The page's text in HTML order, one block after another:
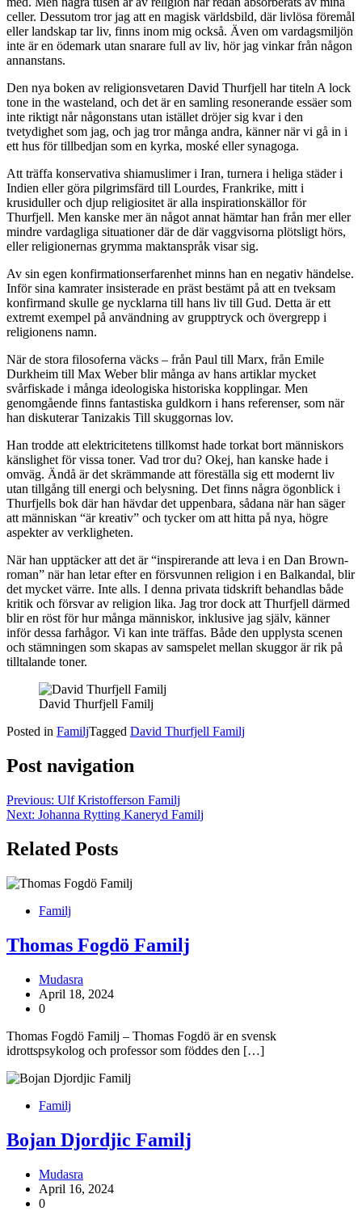
celler. Dessutom tror jag att en magisk världsbild, där livlösa föremål
eller landskap tar liv, finns inom mig också. Även om vardagsmiljön
inte är en ödemark utan snarare full av liv, hör jag vinkar från någon
annanstans.
Den nya boken av religionsvetaren David Thurfjell har titeln A lock
tone in the wasteland, och det är en samling resonerande essäer som
inte riktigt når någonstans utan istället dröjer sig kvar i den
tvetydighet som jag, och jag tror många andra, känner när vi gå in i
ett hus för tillbedjan som en kyrka, moské eller synagoga.
Att träffa konservativa shiamuslimer i Iran, turnera i heliga städer i
Indien eller göra pilgrimsfärd till Lourdes, Frankrike, mitt i
krusiduller och djup religiositet är alla inspirationskällor för
Thurfjell. Men kanske mer än något annat hämtar han från mer eller
mindre vardagliga situationer där de där vaggvisorna plötsligt hörs,
eller religionernas grymma maktanspråk visar sig.
Av sin egen konfirmationserfarenhet minns han en negativ händelse.
Inför sina kamrater insisterade en präst bestämt på att en tveksam
konfirmand skulle ge nycklarna till hans liv till Gud. Detta är ett
extremt exempel på användning av grupptryck och övergrepp i
religionens namn.
När de stora filosoferna väcks – från Paul till Marx, från Emile
Durkheim till Max Weber blir många av hans artiklar mycket
svårfiskade i många ideologiska historiska kopplingar. Men
genomgående finns fantastiska guldkorn i hans referenser, som när
han diskuterar Tanizakis Till skuggornas lov.
Han trodde att elektricitetens tillkomst hade torkat bort människors
känslighet för vissa toner. Vad tror du? Okej, han kanske hade i
omväg. Ändå är det skrämmande att föreställa sig ett modernt liv
utan tillgång till energi och belysning. Det finns några ögonblick i
Thurfjells bok där han hävdar det uppenbara, sådana när han säger
att människan “är kreativ” och tycker om att hitta på nya, högre
aspekter av verkligheten.
När han upptäcker att det är “inspirerande att leva i en Dan Brown-
roman” när han letar efter en försvunnen religion i en Balkandal, blir
det mycket värre. Inte alls. I denna privata tidskrift behandlas både
kritik och försvar av religion lika. Jag tror dock att Thurfjell därmed
blir en röst för hur många människor, inklusive jag själv, känner
inför dessa farhågor. Vi kan inte träffas. Både den upplysta scenen
och stämningen som skapas av samspelet mellan skuggor är rik på
tilltalande toner.
David Thurfjell Familj
Posted in FamiljTagged David Thurfjell Familj
Post navigation
Previous: Ulf Kristofferson Familj
Next: Johanna Rytting Kaneryd Familj
Related Posts
Familj
Thomas Fogdö Familj
Mudasra
April 18, 2024
0
Thomas Fogdö Familj – Thomas Fogdö är en svensk
idrottspsykolog och professor som föddes den […]
Familj
Bojan Djordjic Familj
Mudasra
April 16, 2024
0